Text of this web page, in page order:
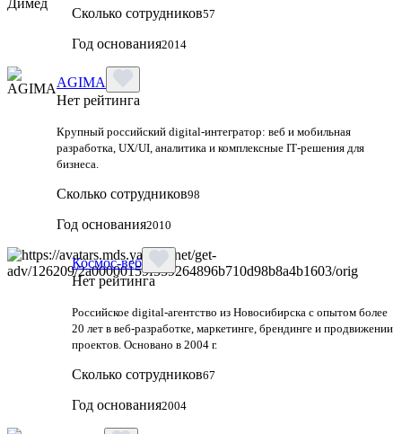
Сколько сотрудников57
Год основания2014
AGIMA
Нет рейтинга
Крупный российский digital‑интегратор: веб и мобильная
разработка, UX/UI, аналитика и комплексные IT‑решения для
бизнеса.
Сколько сотрудников98
Год основания2010
Космос-веб
Нет рейтинга
Российское digital-агентство из Новосибирска с опытом более
20 лет в веб-разработке, маркетинге, брендинге и продвижении
проектов. Основано в 2004 г.
Сколько сотрудников67
Год основания2004